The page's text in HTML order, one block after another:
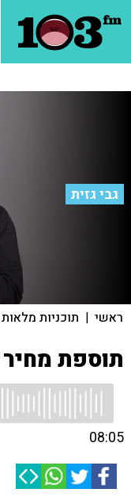
גבי גזית
ראשי | תוכניות מלאות
תוספת
08:05